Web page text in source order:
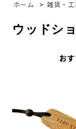
ホーム > 雑貨・
ウッドシ
お